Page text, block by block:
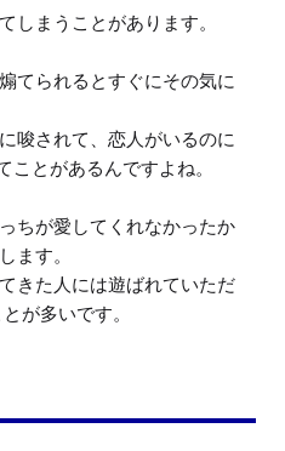
しまうことがあります。
てられるとすぐにその気に
唆されて、恋人がいるのに
とがあるんですよね。
ちが愛してくれなかったか
ます。
きた人には遊ばれていただ
が多いです。